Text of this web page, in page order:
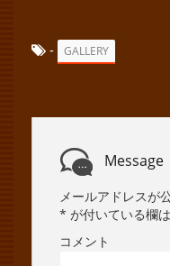
- GALLERY
Message
メールアドレスが
* が付いている欄
コメント